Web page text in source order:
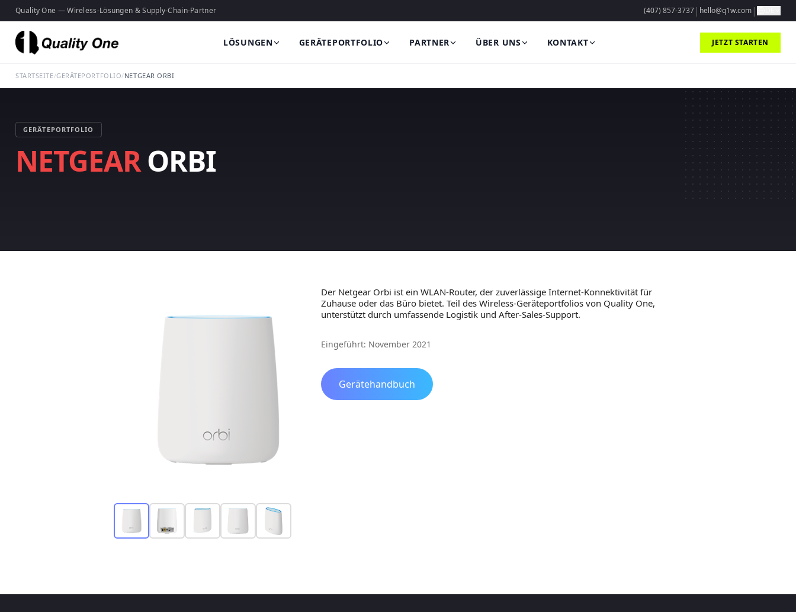
Quality One — Wireless-Lösungen & Supply-Chain-Partner (407) 857-3737 | hello@q1w.com |
LÖSUNGEN GERÄTEPORTFOLIO PARTNER ÜBER UNS KONTAKT JETZT STARTEN
STARTSEITE/GERÄTEPORTFOLIO/NETGEAR ORBI
GERÄTEPORTFOLIO
NETGEARORBI
Der Netgear Orbi ist ein WLAN-Router, der zuverlässige Internet-Konnektivität für
Zuhause oder das Büro bietet. Teil des Wireless-Geräteportfolios von Quality One,
unterstützt durch umfassende Logistik und After-Sales-Support.
Eingeführt: November 2021
Gerätehandbuch